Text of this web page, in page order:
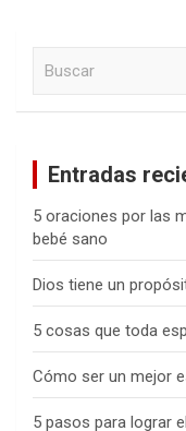
Entradas
5 oraciones por las
bebé sano
Dios tiene un
5 cosas que toda
Cómo ser un mejor
5 pasos para lograr